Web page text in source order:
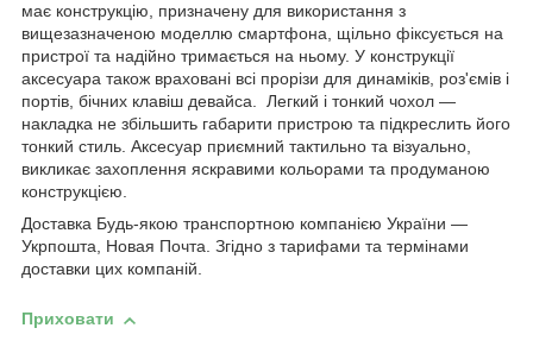
має конструкцію, призначену для використання з
вищезазначеною моделлю смартфона, щільно фіксується на
пристрої та надійно тримається на ньому. У конструкції
аксесуара також враховані всі прорізи для динаміків, роз'ємів і
портів, бічних клавіш девайса. Легкий і тонкий чохол —
накладка не збільшить габарити пристрою та підкреслить його
тонкий стиль. Аксесуар приємний тактильно та візуально,
викликає захоплення яскравими кольорами та продуманою
конструкцією.
Доставка Будь-якою транспортною компанією України —
Укрпошта, Новая Почта. Згідно з тарифами та термінами
доставки цих компаній.
Приховати